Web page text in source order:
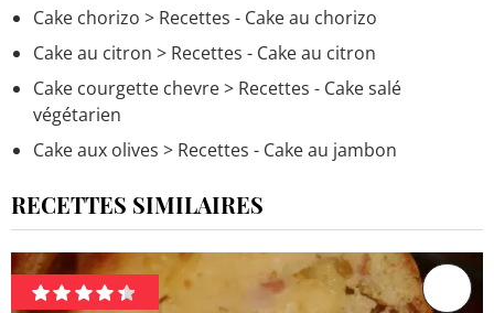
Cake chorizo > Recettes - Cake au chorizo
Cake au citron > Recettes - Cake au citron
Cake courgette chevre> Recettes - Cake salé
végétarien
Cake aux olives > Recettes - Cake au jambon
RECETTES SIMILAIRES